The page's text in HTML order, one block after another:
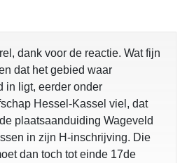
dank voor de reactie. Wat fijn
dat het gebied waar
in ligt, eerder onder
Hessel-Kassel viel, dat
plaatsaanduiding Wageveld
in zijn H-inschrijving. Die
dan toch tot einde 17de